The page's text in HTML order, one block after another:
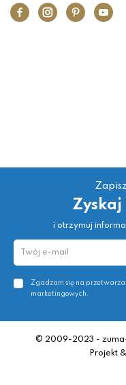
i otrzymuj
Zgadzam się na
marketingowych.
© 2009-2023 -
Projekt